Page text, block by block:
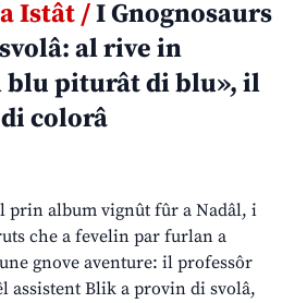
Istât /I Gnognosaurs
al rive in
blu piturât di blu», il
colorâ
prin album vignût fûr a Nadâl, i
che a fevelin par furlan a
gnove aventure: il professôr
assistent Blik a provin di svolâ,